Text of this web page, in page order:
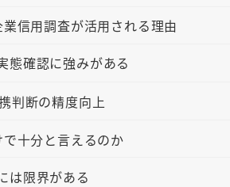
信用調査が活用される理由
態確認に強みがある
判断の精度向上
十分と言えるのか
は限界がある